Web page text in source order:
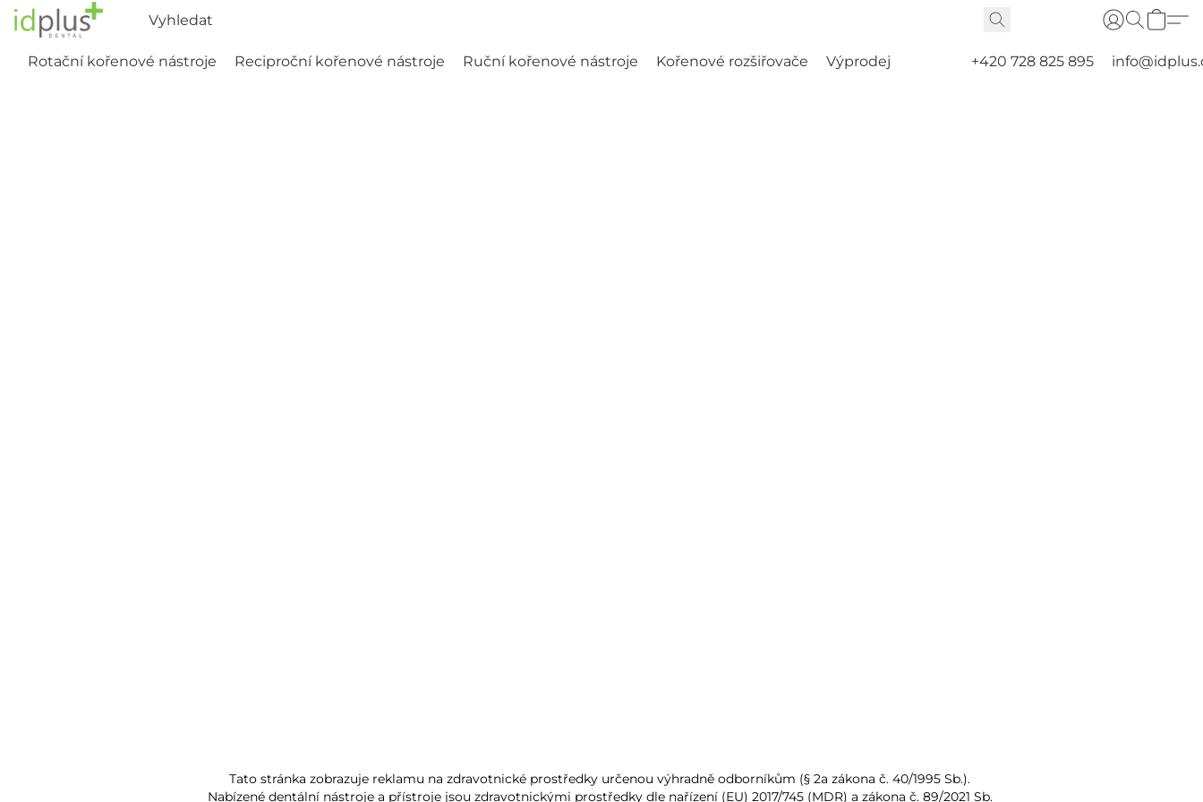
Rotační kořenové nástroje Reciproční kořenové nástroje Ruční kořenové nástroje Kořenové rozšiřovače Výprodej +420 728 825 895
Tato stránka zobrazuje reklamu na zdravotnické prostředky určenou výhradně odborníkům (§ 2a zákona č. 40/1995 Sb.).
Nabízené dentální nástroje a přístroje jsou zdravotnickými prostředky dle nařízení (EU) 2017/745 (MDR) a zákona č. 89/2021 Sb.